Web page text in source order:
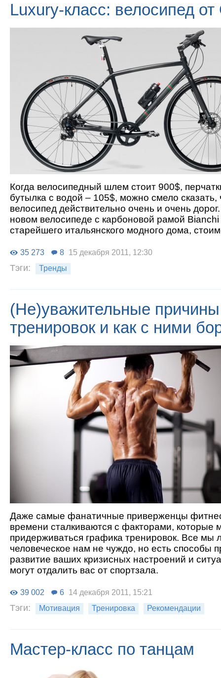
Luxury-класс: велосипед от
Когда велосипедный шлем стоит 900$,
бутылка с водой – 105$, можно смело сказать,
велосипед действительно очень и очень
новом велосипеде с карбоновой рамой Bianchi
старейшего итальянского модного дома,
35 273 8 15 декабря 2011, 12:30
Тэги: Тренды
(Не)уважительные причины
тренировок и как с ними
Даже самые фанатичные приверженцы
времени сталкиваются с факторами, которые
придерживаться графика тренировок. Все мы
человеческое нам не чуждо, но есть способы
развитие ваших кризисных настроений и
могут отдалить вас от спортзала.
39 002 6 14 декабря 2011, 15:21
Тэги: Мотивация Тренировка Рекомендации
Мастер-класс по танцам